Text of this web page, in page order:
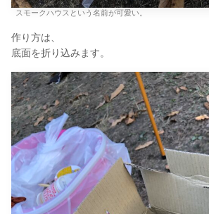
スモークハウスという名前が可愛い。
作り方は、
底面を折り込みます。